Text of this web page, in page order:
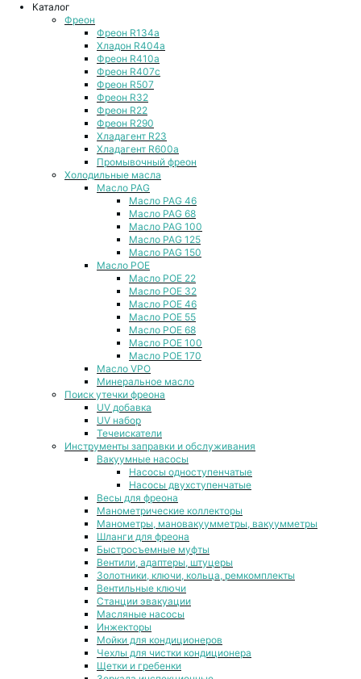
Каталог
Фреон
Фреон R134a
Хладон R404a
Фреон R410a
Фреон R407с
Фреон R507
Фреон R32
Фреон R22
Фреон R290
Хладагент R23
Хладагент R600a
Промывочный фреон
Холодильные масла
Масло PAG
Масло PAG 46
Масло PAG 68
Масло PAG 100
Масло PAG 125
Масло PAG 150
Масло POE
Масло POE 22
Масло POE 32
Масло POE 46
Масло POE 55
Масло POE 68
Масло POE 100
Масло POE 170
Масло VPO
Минеральное масло
Поиск утечки фреона
UV добавка
UV набор
Течеискатели
Инструменты заправки и обслуживания
Вакуумные насосы
Насосы одноступенчатые
Насосы двухступенчатые
Весы для фреона
Манометрические коллекторы
Манометры, мановакуумметры, вакуумметры
Шланги для фреона
Быстросъемные муфты
Вентили, адаптеры, штуцеры
Золотники, ключи, кольца, ремкомплекты
Вентильные ключи
Станции эвакуации
Масляные насосы
Инжекторы
Мойки для кондиционеров
Чехлы для чистки кондиционера
Щетки и гребенки